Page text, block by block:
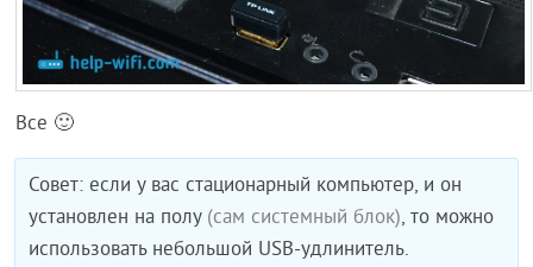
Все 🙂
Совет: если у вас стационарный компьютер, и он
установлен на полу (сам системный блок), то можно
использовать небольшой USB-удлинитель.